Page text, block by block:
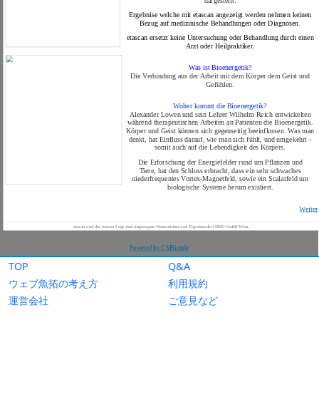
TOP
Q&A
ウェブ魚拓の考え方
利用規約
運営会社
ご意見など